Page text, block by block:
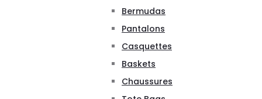
Bermudas
Pantalons
Casquettes
Baskets
Chaussures